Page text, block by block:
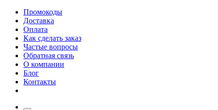
Промокоды
Доставка
Оплата
Как сделать заказ
Частые вопросы
Обратная связь
О компании
Блог
Контакты